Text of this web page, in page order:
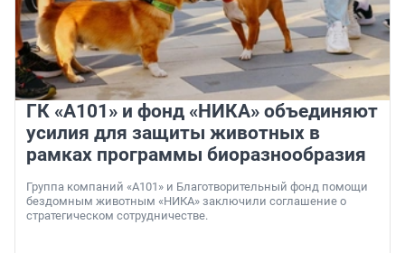
ГК «А101» и фонд «НИКА» объединяют
усилия для защиты животных в
рамках программы биоразнообразия
Группа компаний «А101» и Благотворительный фонд помощи
бездомным животным «НИКА» заключили соглашение о
стратегическом сотрудничестве.